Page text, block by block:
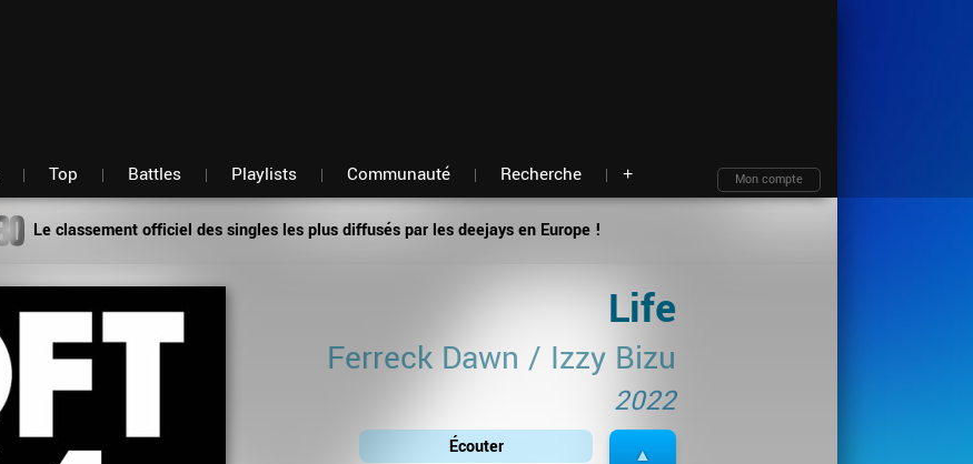
Top Battles Playlists Communauté Recherche + Mon compte
Le classement officiel des singles les plus diffusés par les deejays en Europe !
Life
Ferreck Dawn / Izzy Bizu
2022
Écouter